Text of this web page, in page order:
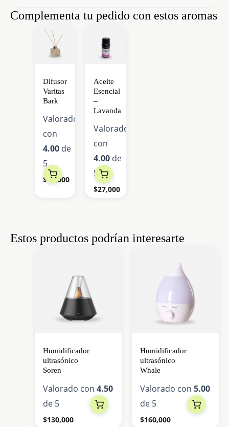
Complementa tu pedido con estos aromas
Difusor
Varitas
Bark
Valorado
con
4.00 de
5
$40,000
Este
producto
tiene
variantes.
Las
opciones
pueden
elegir
en
producto
Aceite
Esencial
–
Lavanda
Valorado
con
4.00 de
5
$27,000
Estos productos podrían interesarte
Humidificador
ultrasónico
Soren
Valorado con 4.50
de 5
$130,000
múltiples
variantes.
pueden
elegir
en
Humidificador
ultrasónico
Whale
Valorado con 5.00
de 5
$160,000